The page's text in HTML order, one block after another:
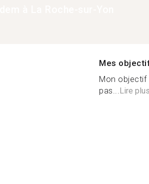
Mes
Mon objectif
pas... Lire plus